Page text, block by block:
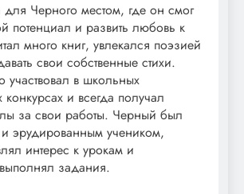
Черного местом, где он смог
потенциал и развить любовь к
много книг, увлекался поэзией
свои собственные стихи.
участвовал в школьных
конкурсах и всегда получал
за свои работы. Черный был
и эрудированным учеником,
интерес к урокам и
задания.